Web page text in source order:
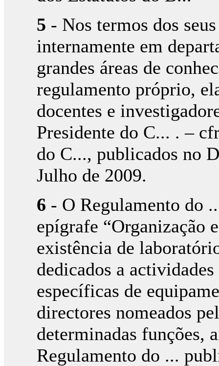
5 - Nos termos dos
internamente em
grandes áreas de
regulamento próprio,
docentes e
Presidente do C... . –
do C..., publicados no
Julho de 2009.
6 - O Regulamento do
epígrafe “Organização
existência de
dedicados a
específicas de
directores nomeados
determinadas funções,
Regulamento do ...